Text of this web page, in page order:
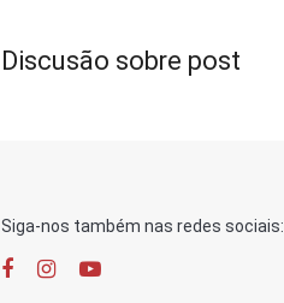
Discusão sobre post
Siga-nos também nas redes sociais: